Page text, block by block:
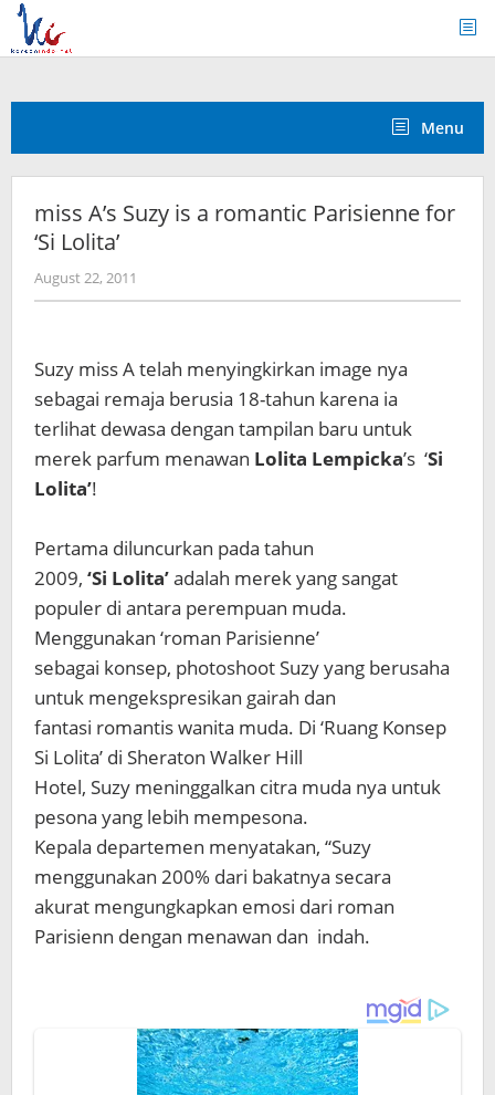
Skip
content
Menu
miss A’s Suzy is a romantic Parisienne for
‘Si Lolita’
August 22, 2011
Koreanindo
Suzy miss A telah menyingkirkan image nya
sebagai remaja berusia 18-tahun karena ia
terlihat dewasa dengan tampilan baru untuk
merek parfum menawan Lolita Lempicka’s ‘Si
Lolita’!
Pertama diluncurkan pada tahun
2009, ‘Si Lolita’adalah merek yang sangat
populer di antara perempuan muda.
Menggunakan ‘roman Parisienne’
sebagai konsep, photoshoot Suzy yang berusaha
untuk mengekspresikan gairah dan
fantasi romantis wanita muda. Di ‘Ruang Konsep
Si Lolita’ di Sheraton Walker Hill
Hotel, Suzy meninggalkan citra muda nya untuk
pesona yang lebih mempesona.
Kepala departemen menyatakan, “Suzy
menggunakan 200% dari bakatnya secara
akurat mengungkapkan emosi dari roman
Parisienn dengan menawan dan indah.